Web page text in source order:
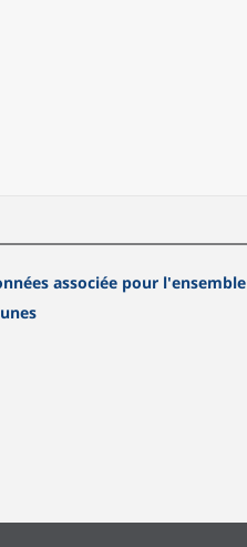
associée pour l'ensemble